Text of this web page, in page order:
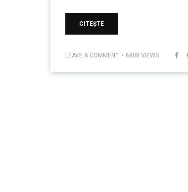
CITEȘTE
LEAVE A COMMENT 6808 VIEWS